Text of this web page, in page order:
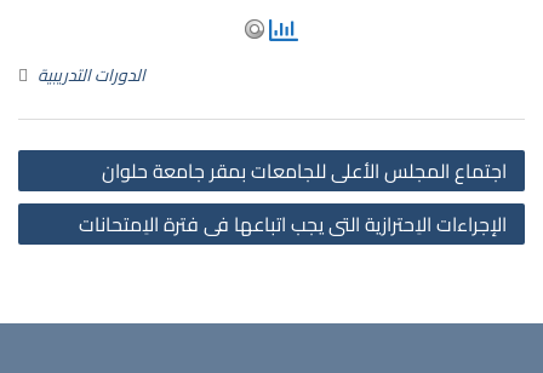
الدورات التدريبية
اجتماع المجلس الأعلى للجامعات بمقر جامعة حلوان
الإجراءات الاِحترازية التى يجب اتباعها فى فترة الاِمتحانات